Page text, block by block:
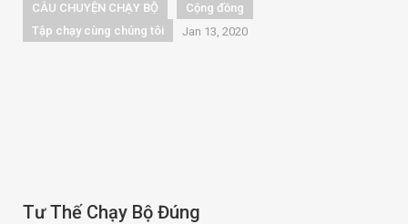
CÂU CHUYỆN CHẠY BỘ
Cộng đồng
Tập chạy cùng chúng tôi
Jan 13, 2020
Tư Thế Chạy Bộ Đúng